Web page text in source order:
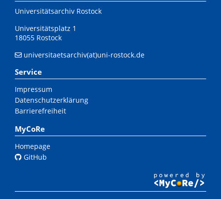
Universitätsarchiv Rostock
Universitätsplatz 1
18055 Rostock
universitaetsarchiv(at)uni-rostock.de
Service
Impressum
Datenschutzerklärung
Barrierefreiheit
MyCoRe
Homepage
GitHub